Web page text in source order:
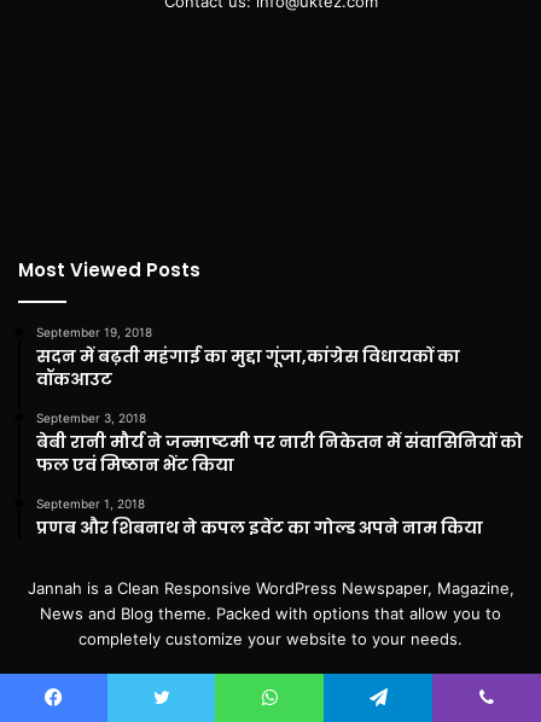
Most Viewed Posts
September 19, 2018
सदन में बढ़ती महंगाई का मुद्दा गूंजा,कांग्रेस विधायकों का
वॉकआउट
September 3, 2018
बेबी रानी मौर्य ने जन्माष्टमी पर नारी निकेतन में संवासिनियों को
फल एवं मिष्ठान भेंट किया
September 1, 2018
प्रणब और शिबनाथ ने कपल इवेंट का गोल्ड अपने नाम किया
Jannah is a Clean Responsive WordPress Newspaper, Magazine,
News and Blog theme. Packed with options that allow you to
completely customize your website to your needs.
Enter